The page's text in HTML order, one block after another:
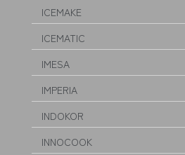
ICEMAKE
ICEMATIC
IMESA
IMPERIA
INDOKOR
INNOCOOK